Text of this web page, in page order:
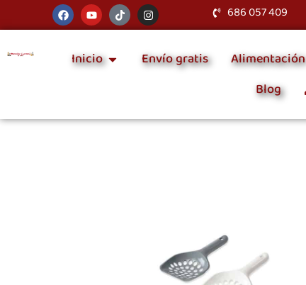
686 057 409
Inicio Envío gratis Alimentación
Blog